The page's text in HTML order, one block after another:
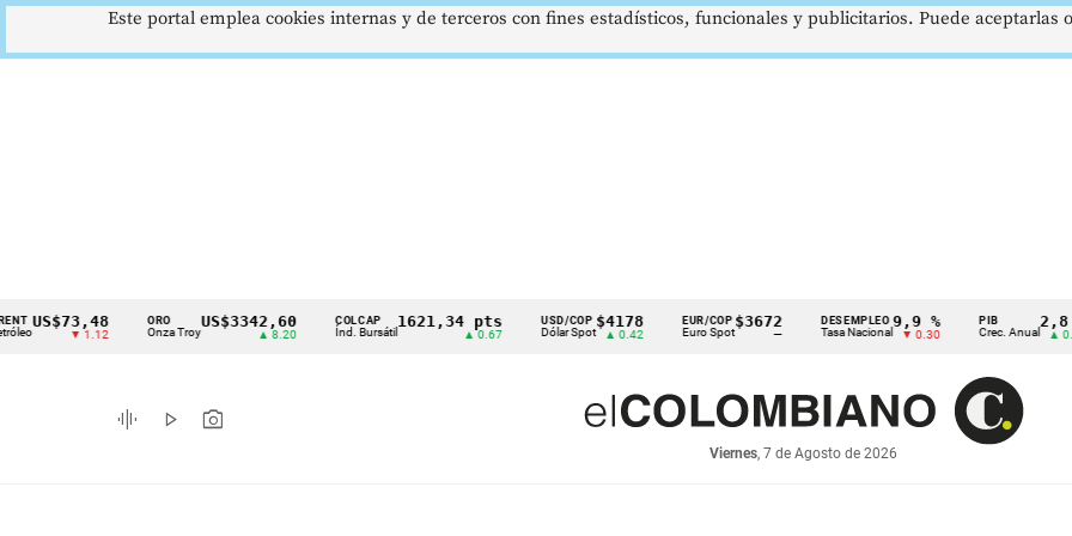
Cintillo
indicadores
económicos
▼ 1.12
ORO
Onza Troy
US$3342,60 COLCAP
Índ. Bursátil
1621,34 pts USD/COP
Dólar Spot
$4178
▲ 0.42
EUR/COP
Euro Spot
$3672
—
DESEMPLEO
Tasa Nacional
9,9 %
▼ 0.30
PIB
Crec. Anual
2,8 %
▲ 0.10
graphic_eq play_arrow photo_camera
Viernes, 7 de Agosto de 2026
Este portal emplea cookies internas y de terceros con fines estadísticos, funcionales y publicitarios. Puede aceptarlas